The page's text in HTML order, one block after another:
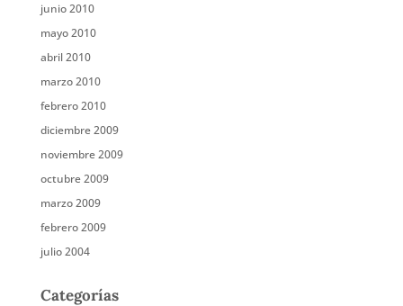
junio 2010
mayo 2010
abril 2010
marzo 2010
febrero 2010
diciembre 2009
noviembre 2009
octubre 2009
marzo 2009
febrero 2009
julio 2004
Categorías